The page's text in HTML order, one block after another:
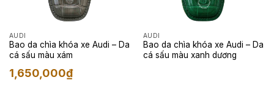
AUDI
Bao da chìa khóa xe Audi – Da
cá sấu màu xám
1,650,000₫
AUDI
Bao da chìa khóa xe Audi – Da
cá sấu màu xanh dương